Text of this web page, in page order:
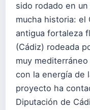
sido rodado en
mucha historia: el
antigua fortaleza
(Cádiz) rodeada
muy
con la energía de
proyecto ha
Diputación de